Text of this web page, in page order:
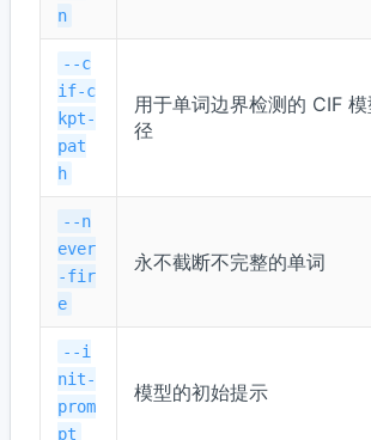
n
--c
if-c
kpt-
pat
h
用于单词边界检测的 CIF
径
--n
ever
-fir
e
永不截断不完整的单词
--i
nit-
prom
pt
模型的初始提示